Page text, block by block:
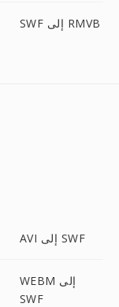
SWF إلى RMVB
AVI إلى SWF
WEBM إلى
SWF